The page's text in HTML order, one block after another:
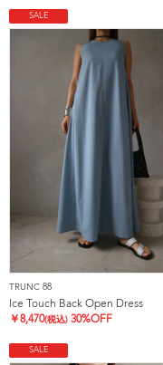
SALE
TRUNC 88
Ice Touch Back Open Dress
￥8,470(税込) 30%OFF
SALE